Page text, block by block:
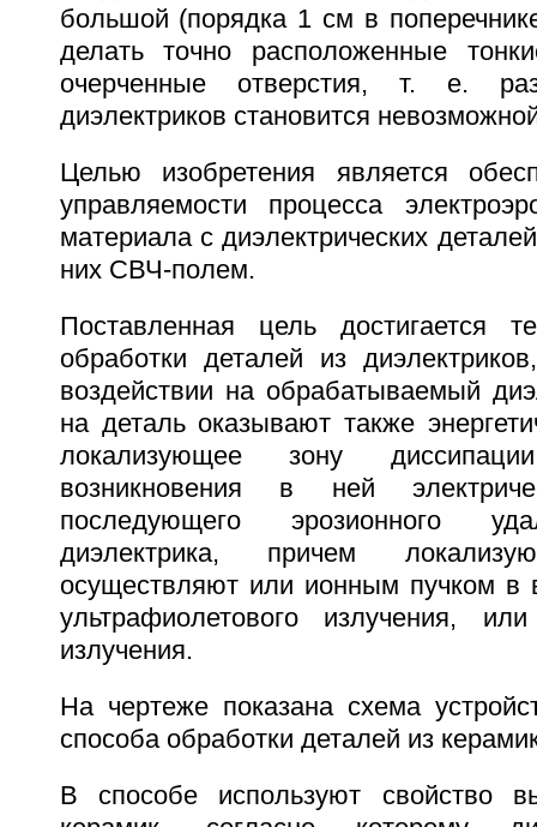
большой (порядка 1 см в
делать точно расположенные
очерченные отверстия, т. е.
диэлектриков становится
Целью изобретения является
управляемости процесса
материала с диэлектрических
них СВЧ-полем.
Поставленная цель достигается
обработки деталей из
воздействии на обрабатываемый
на деталь оказывают также
локализующее зону
возникновения в ней
последующего эрозионного
диэлектрика, причем
осуществляют или ионным пучком в
ультрафиолетового излучения,
излучения.
На чертеже показана схема
способа обработки деталей из
В способе используют свойство